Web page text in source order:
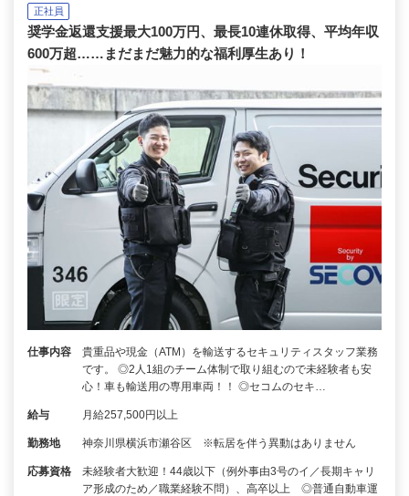
正社員
奨学金返還支援最大100万円、最長10連休取得、平均年収
600万超……まだまだ魅力的な福利厚生あり！
仕事内容
貴重品や現金（ATM）を輸送するセキュリティスタッフ業務
です。 ◎2人1組のチーム体制で取り組むので未経験者も安
心！車も輸送用の専用車両！！ ◎セコムのセキ…
給与 月給257,500円以上
勤務地 神奈川県横浜市瀬谷区 ※転居を伴う異動はありません
応募資格
未経験者大歓迎！44歳以下（例外事由3号のイ／長期キャリ
ア形成のため／職業経験不問）、高卒以上 ◎普通自動車運